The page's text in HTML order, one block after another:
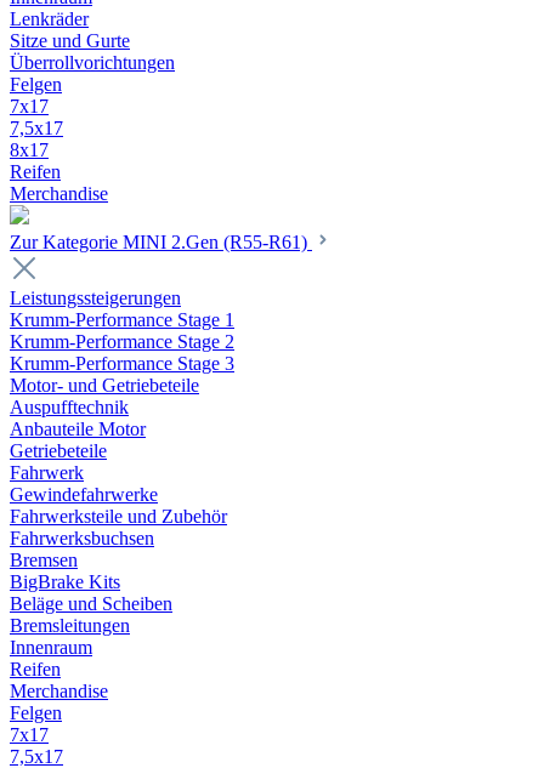
Lenkräder
Sitze und Gurte
Überrollvorichtungen
Felgen
7x17
7,5x17
8x17
Reifen
Merchandise
Zur Kategorie MINI 2.Gen (R55-R61)
Leistungssteigerungen
Krumm-Performance Stage 1
Krumm-Performance Stage 2
Krumm-Performance Stage 3
Motor- und Getriebeteile
Auspufftechnik
Anbauteile Motor
Getriebeteile
Fahrwerk
Gewindefahrwerke
Fahrwerksteile und Zubehör
Fahrwerksbuchsen
Bremsen
BigBrake Kits
Beläge und Scheiben
Bremsleitungen
Innenraum
Reifen
Merchandise
Felgen
7x17
7,5x17